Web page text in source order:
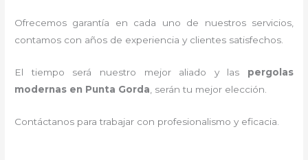
Ofrecemos garantía en cada uno de nuestros servicios,
contamos con años de experiencia y clientes satisfechos.
El tiempo será nuestro mejor aliado y las pergolas
modernas en Punta Gorda , serán tu mejor elección.
Contáctanos para trabajar con profesionalismo y eficacia.